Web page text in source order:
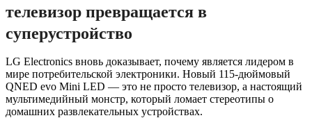
телевизор превращается в
суперустройство
LG Electronics вновь доказывает, почему является лидером в
мире потребительской электроники. Новый 115-дюймовый
QNED evo Mini LED — это не просто телевизор, а настоящий
мультимедийный монстр, который ломает стереотипы о
домашних развлекательных устройствах.